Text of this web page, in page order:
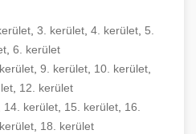
, 3. kerület, 4. kerület, 5.
, 6. kerület
, 9. kerület, 10. kerület,
, 12. kerület
14. kerület, 15. kerület, 16.
, 18. kerület